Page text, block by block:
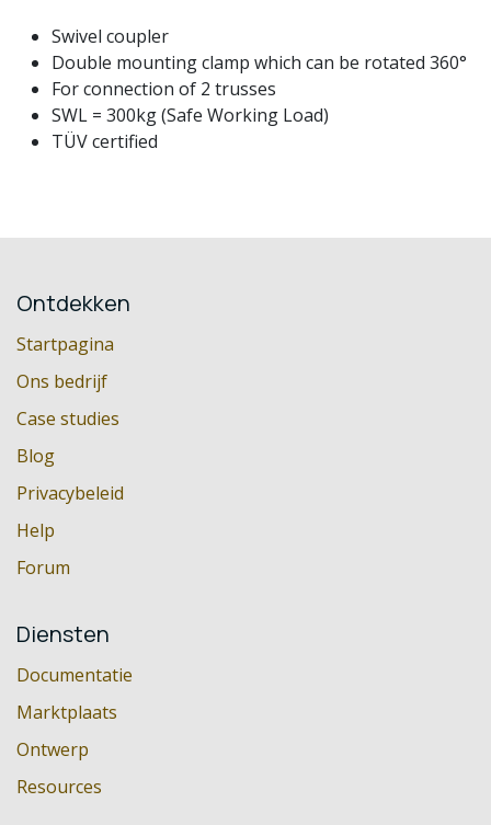
Swivel coupler
Double mounting clamp which can be rotated 360°
For connection of 2 trusses
SWL = 300kg (Safe Working Load)
TÜV certified
Ontdekken
Startpagina
Ons bedrijf
Case studies
Blog
Privacybeleid
Help
Forum
Diensten
Documentatie
Marktplaats
Ontwerp
Resources